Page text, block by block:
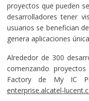
proyectos que pueden
desarrolladores tener
usuarios se benefician
genera aplicaciones
Alrededor de 300
comenzando
Factory de My IC
enterprise.alcatel-